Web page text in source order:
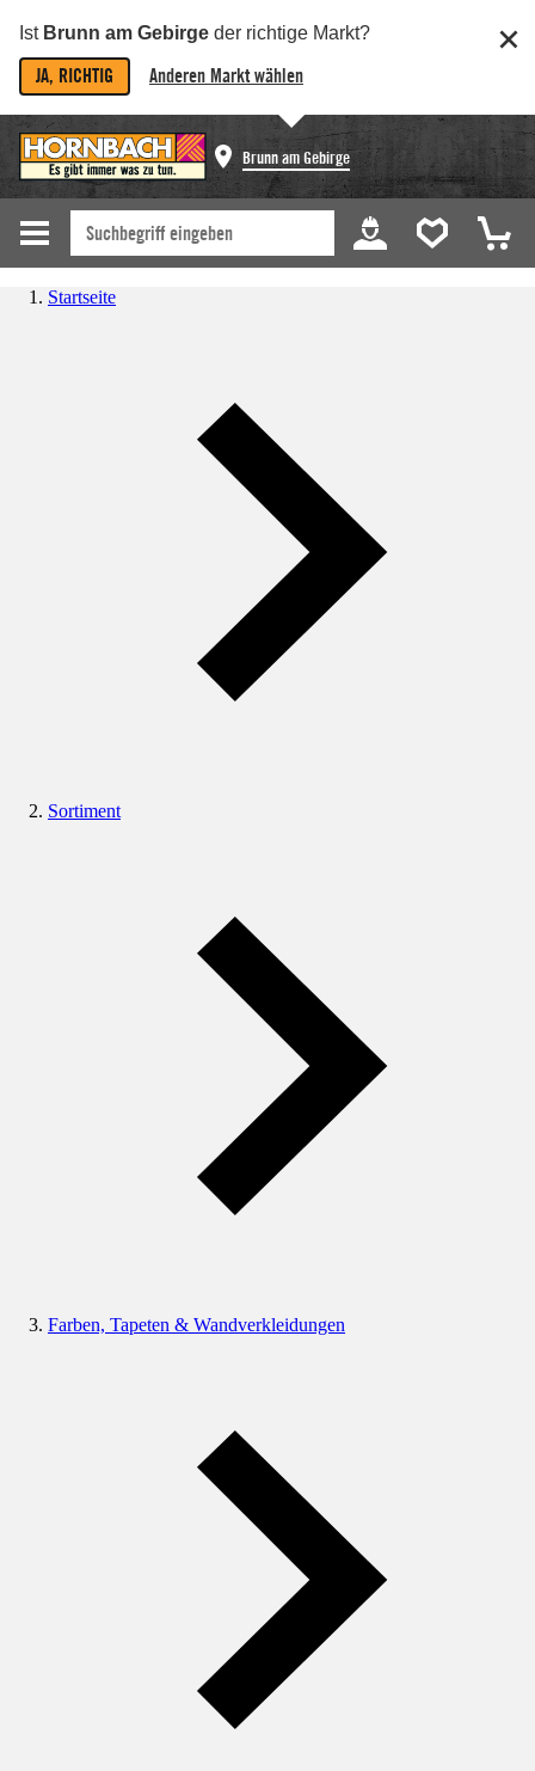
Ist Brunn am Gebirge der richtige Markt?
JA, RICHTIG Anderen Markt wählen
Brunn am Gebirge
Startseite
Sortiment
Farben, Tapeten & Wandverkleidungen